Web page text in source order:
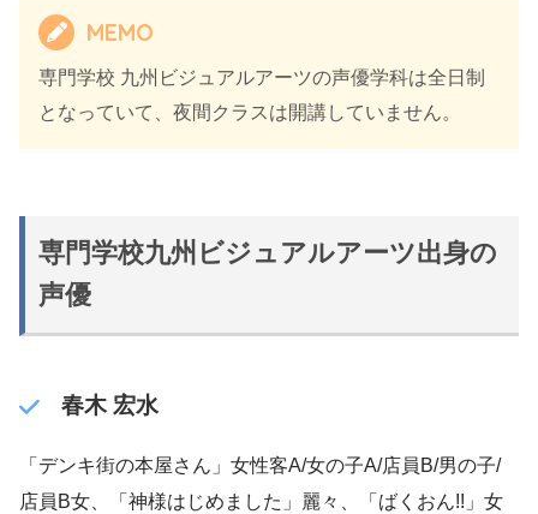
MEMO
専門学校 九州ビジュアルアーツの声優学科は全日制
となっていて、夜間クラスは開講していません。
専門学校九州ビジュアルアーツ出身の
声優
春木 宏水
「デンキ街の本屋さん」女性客A/女の子A/店員B/男の子/
店員B女、「神様はじめました」麗々、「ばくおん!!」女